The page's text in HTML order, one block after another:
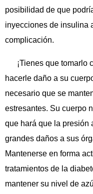
posibilidad de que
inyecciones de insulina
complicación.
¡Tienes que tomarlo
hacerle daño a su
necesario que se
estresantes. Su cuerpo
que hará que la presión
grandes daños a sus
Mantenerse en forma
tratamientos de la
mantener su nivel de